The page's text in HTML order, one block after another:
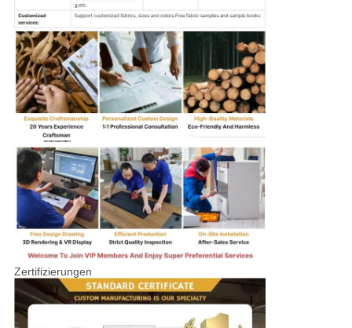
Zertifizierungen